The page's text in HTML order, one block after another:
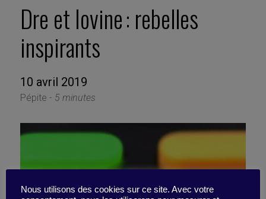
Dre et Iovine : rebelles
inspirants
10 avril 2019
Pépite - 5 minutes
Nous utilisons des cookies sur ce site. Avec votre